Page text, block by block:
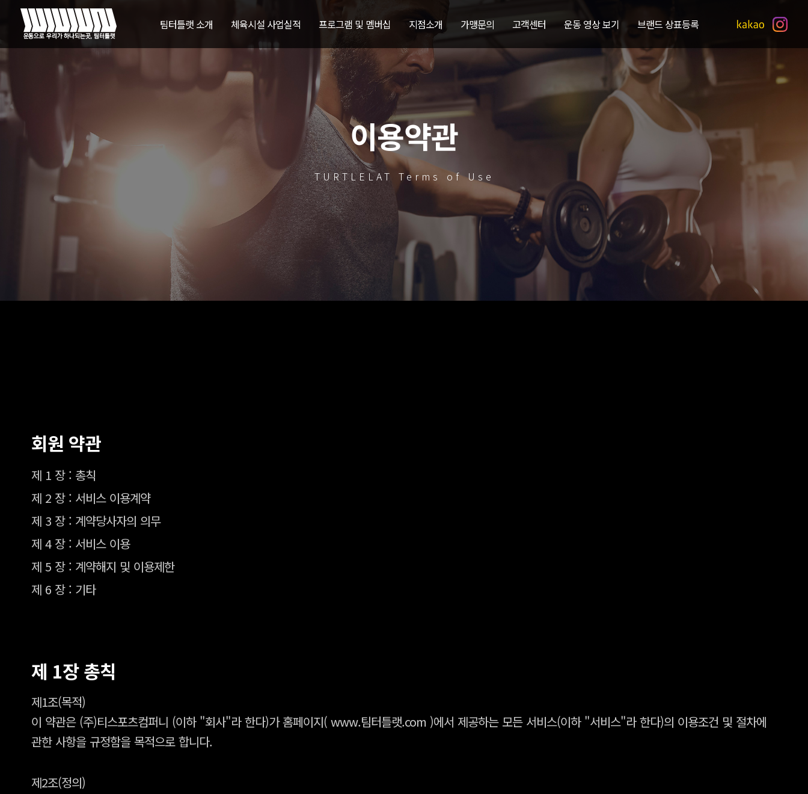
팀터틀랫 소개 체육시설 사업실적 프로그램 및 멤버십 지점소개 가맹문의 고객센터 운동 영상 보기 브랜드 상표등록
이용약관
TURTLELAT Terms of Use
회원 약관
제 1 장 : 총칙
제 2 장 : 서비스 이용계약
제 3 장 : 계약당사자의 의무
제 4 장 : 서비스 이용
제 5 장 : 계약해지 및 이용제한
제 6 장 : 기타
제 1장 총칙
제1조(목적)
이 약관은 (주)티스포츠컴퍼니 (이하 "회사"라 한다)가 홈페이지( www.팀터틀랫.com )에서 제공하는 모든 서비스(이하 "서비스"라 한다)의 이용조건 및 절차에
관한 사항을 규정함을 목적으로 합니다.
제2조(정의)